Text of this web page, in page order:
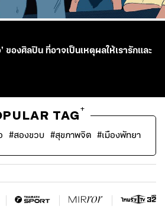
ของศิลปิน ที่อาจเป็นเหตุผลให้เรารักและ
TAG
+
#สองขวบ #สุขภาพจิต #เมืองพัทยา